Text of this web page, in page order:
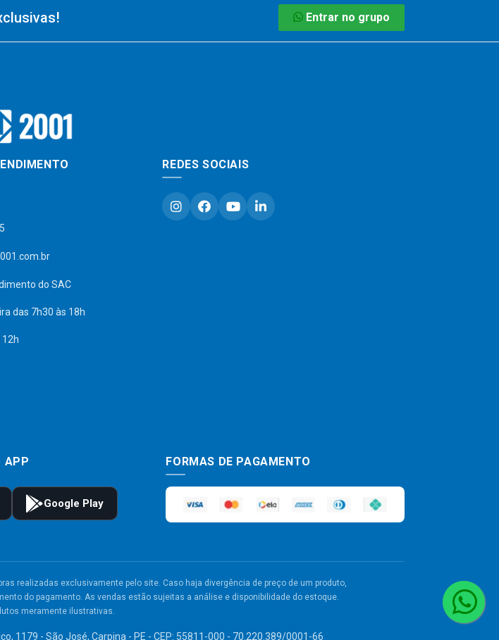
Entrar no grupo
do SAC
das 7h30 às 18h
12h
REDES SOCIAIS
APP FORMAS DE PAGAMENTO
realizadas exclusivamente pelo site. Caso haja divergência de preço de um produto,
do pagamento. As vendas estão sujeitas a análise e disponibilidade do estoque.
meramente ilustrativas.
1179 - São José, Carpina - PE - CEP: 55811-000 - 70.220.389/0001-66